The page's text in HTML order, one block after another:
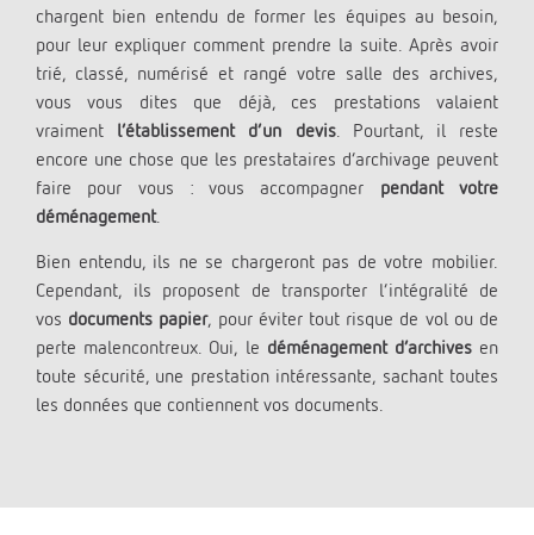
chargent bien entendu de former les équipes au besoin,
pour leur expliquer comment prendre la suite. Après avoir
trié, classé, numérisé et rangé votre salle des archives,
vous vous dites que déjà, ces prestations valaient
vraiment l’établissement d’un devis. Pourtant, il reste
encore une chose que les prestataires d’archivage peuvent
faire pour vous : vous accompagner pendant votre
déménagement.
Bien entendu, ils ne se chargeront pas de votre mobilier.
Cependant, ils proposent de transporter l’intégralité de
vos documents papier, pour éviter tout risque de vol ou de
perte malencontreux. Oui, le déménagement d’archivesen
toute sécurité, une prestation intéressante, sachant toutes
les données que contiennent vos documents.